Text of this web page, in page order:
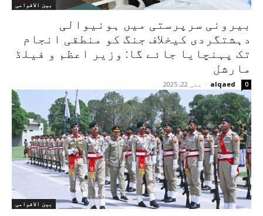
بین الاقوامی
بیرونی سرپرستی میں ہونیوالی
دہشتگردی کیخلاف جنگ کو منطقی انجام
تک پہنچایا جائے گا: وزیر اعظم و فیلڈ
مارشل
alqaed
- مئی 22, 2025 0
بین الاقوامی